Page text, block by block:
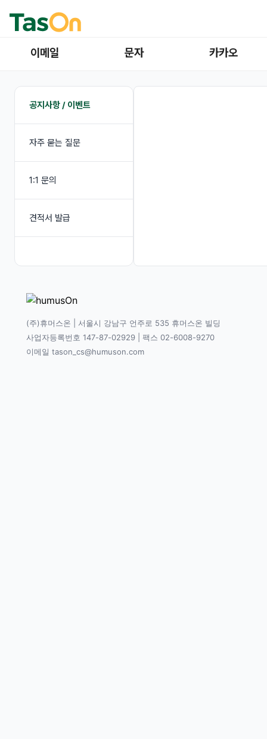
이메일 문자 카카오
공지사항 / 이벤트
자주 묻는 질문
1:1 문의
견적서 발급
(주)휴머스온 | 서울시 강남구 언주로 535 휴머스온 빌딩
사업자등록번호 147-87-02929 | 팩스 02-6008-9270
이메일 tason_cs@humuson.com